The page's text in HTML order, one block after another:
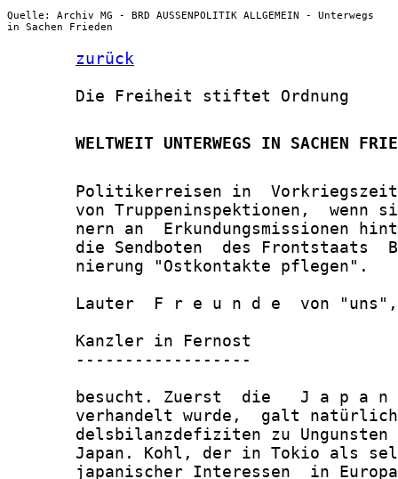
Quelle: Archiv MG - BRD AUSSENPOLITIK ALLGEMEIN - Unterwegs
in Sachen Frieden
zurück
       Die Freiheit stiftet Ordnung
WELTWEIT UNTERWEGS IN SACHEN